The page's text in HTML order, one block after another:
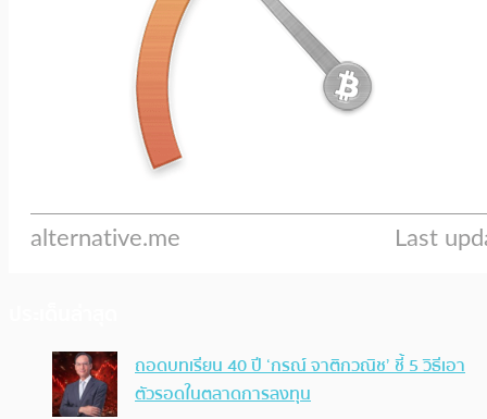
ถอดบทเรียน 40 ปี ‘กรณ์ จาติกวณิช’ ชี้ 5 วิธีเอา
ตัวรอดในตลาดการลงทุน